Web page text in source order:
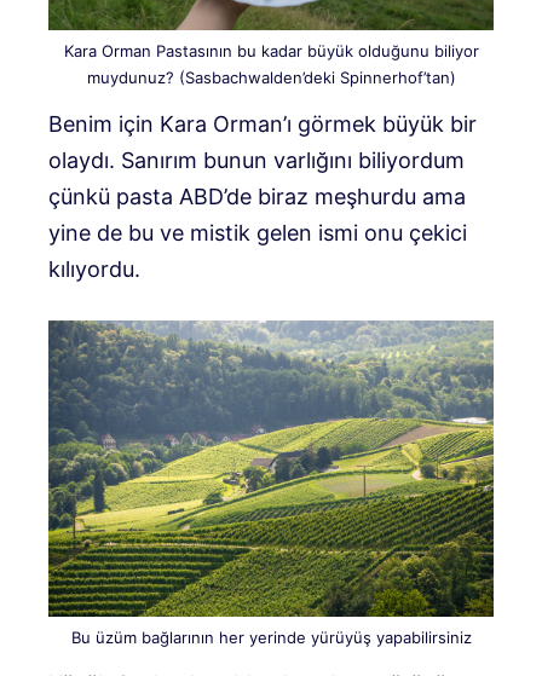
Kara Orman Pastasının bu kadar büyük olduğunu biliyor
muydunuz? (Sasbachwalden’deki Spinnerhof’tan)
Benim için Kara Orman’ı görmek büyük bir
olaydı. Sanırım bunun varlığını biliyordum
çünkü pasta ABD’de biraz meşhurdu ama
yine de bu ve mistik gelen ismi onu çekici
kılıyordu.
Bu üzüm bağlarının her yerinde yürüyüş yapabilirsiniz